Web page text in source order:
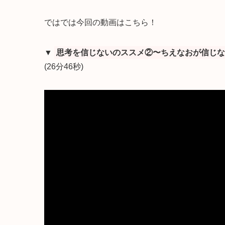
ではでは今回の動画はこちら！
▼
思考を信じないのススメ②〜ちえなおが信じ
(26分46秒)